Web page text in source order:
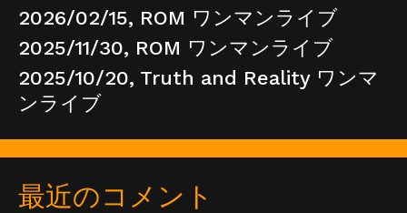
2026/02/15, ROM ワンマンライブ
2025/11/30, ROM ワンマンライブ
2025/10/20, Truth and Reality ワンマ
ンライブ
最近のコメント